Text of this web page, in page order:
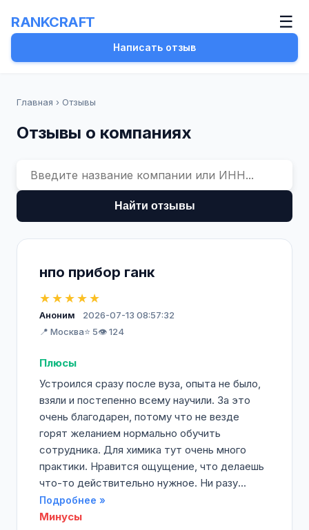
RANKCRAFT ☰
Написать отзыв
Главная › Отзывы
Отзывы о компаниях
Найти отзывы
нпо прибор ганк
★★★★★
Аноним
2026-07-13 08:57:32
📍 Москва⭐ 5👁️ 124
Плюсы
Устроился сразу после вуза, опыта не было,
взяли и постепенно всему научили. За это
очень благодарен, потому что не везде
горят желанием нормально обучить
сотрудника. Для химика тут очень много
практики. Нравится ощущение, что делаешь
что-то действительно нужное. Ни разу...
Подробнее »
Минусы